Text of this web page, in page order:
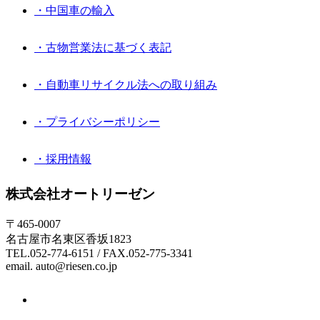
・中国車の輸入
・古物営業法に基づく表記
・自動車リサイクル法への取り組み
・プライバシーポリシー
・採用情報
株式会社オートリーゼン
〒465-0007
名古屋市名東区香坂1823
TEL.052-774-6151 / FAX.052-775-3341
email. auto@riesen.co.jp